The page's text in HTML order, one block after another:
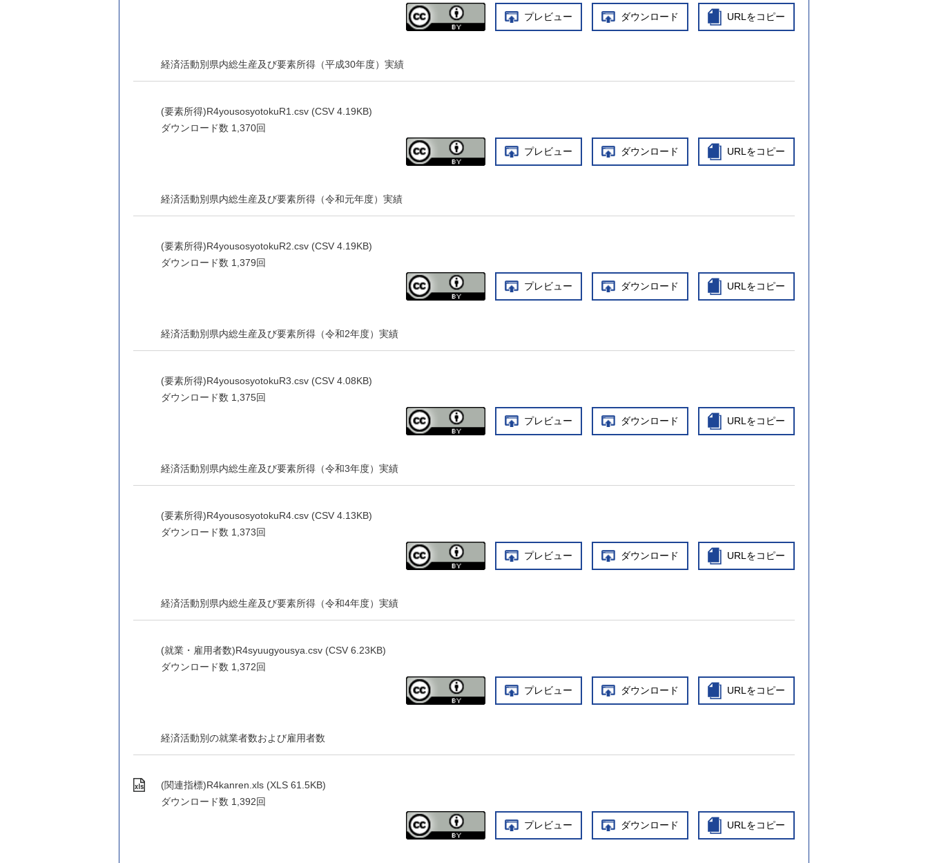
プレビュー ダウンロード URLをコピー
経済活動別県内総生産及び要素所得（平成30年度）実績
(要素所得)R4yousosyotokuR1.csv (CSV 4.19KB)
ダウンロード数 1,370回
プレビュー ダウンロード URLをコピー
経済活動別県内総生産及び要素所得（令和元年度）実績
(要素所得)R4yousosyotokuR2.csv (CSV 4.19KB)
ダウンロード数 1,379回
プレビュー ダウンロード URLをコピー
経済活動別県内総生産及び要素所得（令和2年度）実績
(要素所得)R4yousosyotokuR3.csv (CSV 4.08KB)
ダウンロード数 1,375回
プレビュー ダウンロード URLをコピー
経済活動別県内総生産及び要素所得（令和3年度）実績
(要素所得)R4yousosyotokuR4.csv (CSV 4.13KB)
ダウンロード数 1,373回
プレビュー ダウンロード URLをコピー
経済活動別県内総生産及び要素所得（令和4年度）実績
(就業・雇用者数)R4syuugyousya.csv (CSV 6.23KB)
ダウンロード数 1,372回
プレビュー ダウンロード URLをコピー
経済活動別の就業者数および雇用者数
(関連指標)R4kanren.xls (XLS 61.5KB)
ダウンロード数 1,392回
プレビュー ダウンロード URLをコピー